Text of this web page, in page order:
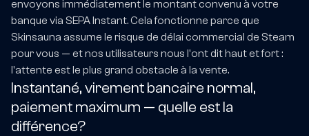
envoyons immédiatement le montant convenu à votre
banque via SEPA Instant. Cela fonctionne parce que
Skinsauna assume le risque de délai commercial de Steam
pour vous — et nos utilisateurs nous l'ont dit haut et fort :
l'attente est le plus grand obstacle à la vente.
Instantané, virement bancaire normal,
paiement maximum — quelle est la
différence?